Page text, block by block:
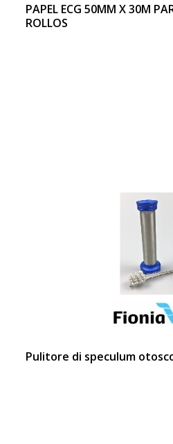
PAPEL ECG 50MM X 30M
ROLLOS
Pulitore di speculum